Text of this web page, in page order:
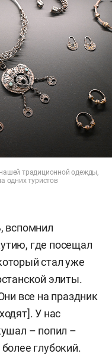
традиционной одежды,
одних туристов
вспомнил
где посещал
стал уже
элиты.
все на праздник
У нас
– попил –
глубокий.